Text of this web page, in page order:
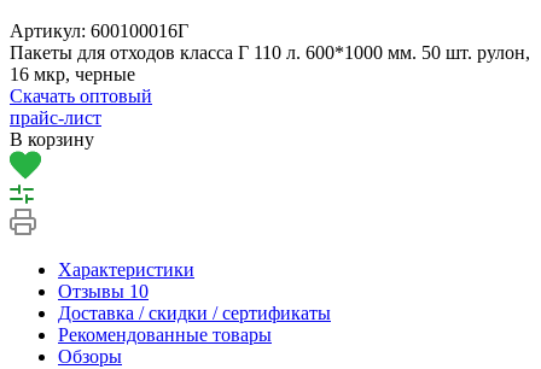
Артикул: 600100016Г
Пакеты для отходов класса Г 110 л. 600*1000 мм. 50 шт. рулон,
16 мкр, черные
Скачать оптовый
прайс-лист
В корзину
Характеристики
Отзывы 10
Доставка / скидки / сертификаты
Рекомендованные товары
Обзоры